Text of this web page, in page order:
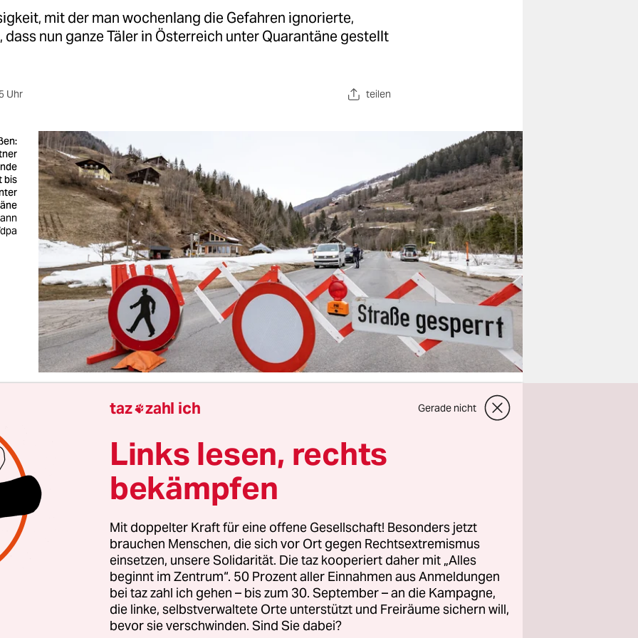
mit der man wochenlang die Gefahren ignorierte,
dass nun ganze Täler in Österreich unter Quarantäne gestellt
Uhr teilen
bis
Österreichs erschienen am Sonntag mit
ganzseitigen Anzeige der Bundesregierung auf dem
„Schau auf dich, bleib zu Hause. Besonders wenn du
Mit null Uhr Montag hat die Regierung das Geschäfts-
Leben zum Erliegen gebracht. Vorerst für eine Woche,
klar:
Der Ausnahmezustandwird zum Dauerzustand.
im Vergleich zu stärker von der Corona-Pandemie
Ländern drastische Maßnahmen. In einer Sondersitzung
sogar ein De-facto-Ausgehverbot erlassen:
taz zahl ich Gerade nicht
Links lesen, rechts
bekämpfen
Mit doppelter Kraft für eine offene Gesellschaft! Besonders jetzt
brauchen Menschen, die sich vor Ort gegen Rechtsextremismus
einsetzen, unsere Solidarität. Die taz kooperiert daher mit „Alles
beginnt im Zentrum“. 50 Prozent aller Einnahmen aus Anmeldungen
bei taz zahl ich gehen – bis zum 30. September – an die Kampagne,
die linke, selbstverwaltete Orte unterstützt und Freiräume sichern will,
bevor sie verschwinden. Sind Sie dabei?